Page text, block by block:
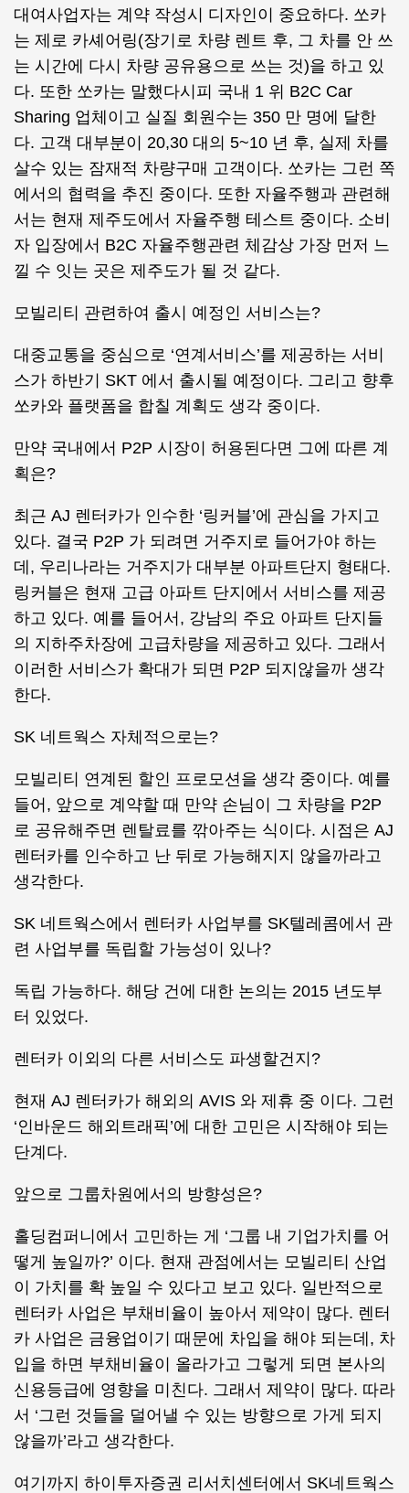
대여사업자는 계약 작성시 디자인이 중요하다. 쏘카
는 제로 카셰어링(장기로 차량 렌트 후, 그 차를 안 쓰
는 시간에 다시 차량 공유용으로 쓰는 것)을 하고 있
다. 또한 쏘카는 말했다시피 국내 1 위 B2C Car
Sharing 업체이고 실질 회원수는 350 만 명에 달한
다. 고객 대부분이 20,30 대의 5~10 년 후, 실제 차를
살수 있는 잠재적 차량구매 고객이다. 쏘카는 그런 쪽
에서의 협력을 추진 중이다. 또한 자율주행과 관련해
서는 현재 제주도에서 자율주행 테스트 중이다. 소비
자 입장에서 B2C 자율주행관련 체감상 가장 먼저 느
낄 수 잇는 곳은 제주도가 될 것 같다.
모빌리티 관련하여 출시 예정인 서비스는?
대중교통을 중심으로 ‘연계서비스’를 제공하는 서비
스가 하반기 SKT 에서 출시될 예정이다. 그리고 향후
쏘카와 플랫폼을 합칠 계획도 생각 중이다.
만약 국내에서 P2P 시장이 허용된다면 그에 따른 계
획은?
최근 AJ 렌터카가 인수한 ‘링커블’에 관심을 가지고
있다. 결국 P2P 가 되려면 거주지로 들어가야 하는
데, 우리나라는 거주지가 대부분 아파트단지 형태다.
링커블은 현재 고급 아파트 단지에서 서비스를 제공
하고 있다. 예를 들어서, 강남의 주요 아파트 단지들
의 지하주차장에 고급차량을 제공하고 있다. 그래서
이러한 서비스가 확대가 되면 P2P 되지않을까 생각
한다.
SK 네트웍스 자체적으로는?
모빌리티 연계된 할인 프로모션을 생각 중이다. 예를
들어, 앞으로 계약할 때 만약 손님이 그 차량을 P2P
로 공유해주면 렌탈료를 깎아주는 식이다. 시점은 AJ
렌터카를 인수하고 난 뒤로 가능해지지 않을까라고
생각한다.
SK 네트웍스에서 렌터카 사업부를 SK텔레콤에서 관
련 사업부를 독립할 가능성이 있나?
독립 가능하다. 해당 건에 대한 논의는 2015 년도부
터 있었다.
렌터카 이외의 다른 서비스도 파생할건지?
현재 AJ 렌터카가 해외의 AVIS 와 제휴 중 이다. 그런
‘인바운드 해외트래픽’에 대한 고민은 시작해야 되는
단계다.
앞으로 그룹차원에서의 방향성은?
홀딩컴퍼니에서 고민하는 게 ‘그룹 내 기업가치를 어
떻게 높일까?’ 이다. 현재 관점에서는 모빌리티 산업
이 가치를 확 높일 수 있다고 보고 있다. 일반적으로
렌터카 사업은 부채비율이 높아서 제약이 많다. 렌터
카 사업은 금융업이기 때문에 차입을 해야 되는데, 차
입을 하면 부채비율이 올라가고 그렇게 되면 본사의
신용등급에 영향을 미친다. 그래서 제약이 많다. 따라
서 ‘그런 것들을 덜어낼 수 있는 방향으로 가게 되지
않을까’라고 생각한다.
여기까지 하이투자증권 리서치센터에서 SK네트웍스